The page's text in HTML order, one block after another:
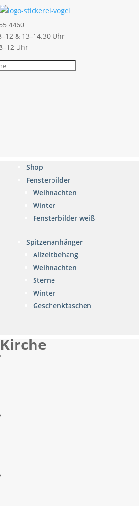
4460
& 13–14.30 Uhr
Uhr
Shop
Fensterbilder
Weihnachten
Winter
Fensterbilder weiß
Spitzenanhänger
Allzeitbehang
Weihnachten
Sterne
Winter
Geschenktaschen
Kirche